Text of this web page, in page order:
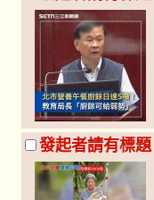
發起者請有標題